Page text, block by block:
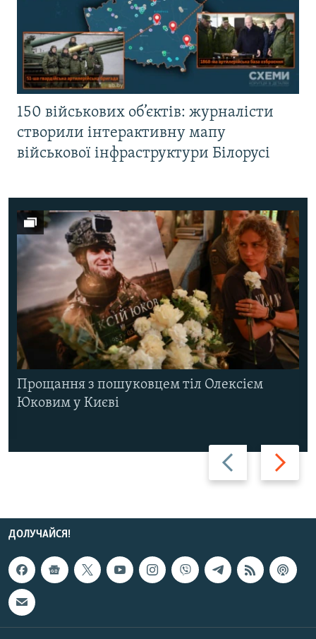
150 військових об’єктів: журналісти
створили інтерактивну мапу
військової інфраструктури Білорусі
Назад Вперед
Прощання з пошуковцем тіл Олексієм
Юковим у Києві
ДОЛУЧАЙСЯ!